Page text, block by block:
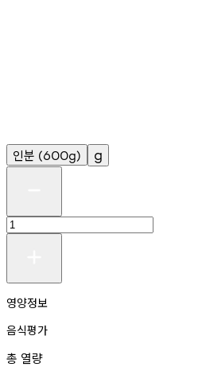
인분 (600g) g
영양정보
음식평가
총 열량